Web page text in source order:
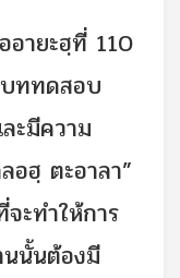
อายะฮฺที่ 110
บททดสอบ
ะมีความ
อฮฺ ตะอาลา”
จะทำให้การ
นั้นต้องมี